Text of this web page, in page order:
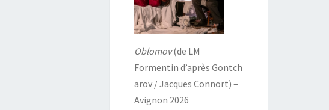
Oblomov(de LM
Formentin d’après Gontch
arov / Jacques Connort) –
Avignon 2026